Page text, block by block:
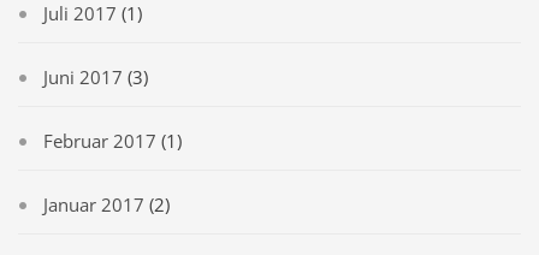
Juli 2017 (1)
Juni 2017 (3)
Februar 2017 (1)
Januar 2017 (2)